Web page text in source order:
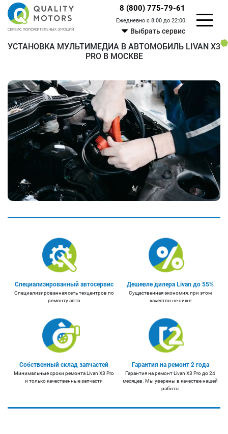
8 (800) 775-79-61
Ежедневно с 8:00 до 22:00
Выбрать сервис
УСТАНОВКА МУЛЬТИМЕДИА В АВТОМОБИЛЬ LIVAN X3
PRO В МОСКВЕ
Специализированный автосервис
Специализированная сеть техцентров по
ремонту авто
Дешевле дилера Livan до 55%
Существенная экономия, при этом
качество не ниже
Собственный склад запчастей
Минимальные сроки ремонта Livan X3 Pro
и только качественные запчасти
Гарантия на ремонт 2 года
Гарантия на ремонт Livan X3 Pro до 24
месяцев. Мы уверены в качестве нашей
работы